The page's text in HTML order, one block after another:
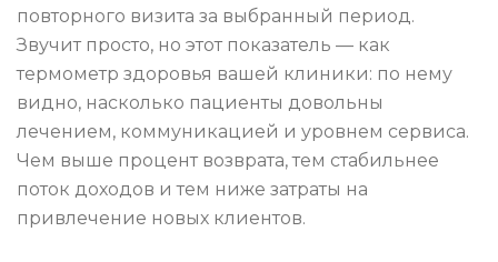
повторного визита за выбранный период.
Звучит просто, но этот показатель — как
термометр здоровья вашей клиники: по нему
видно, насколько пациенты довольны
лечением, коммуникацией и уровнем сервиса.
Чем выше процент возврата, тем стабильнее
поток доходов и тем ниже затраты на
привлечение новых клиентов.